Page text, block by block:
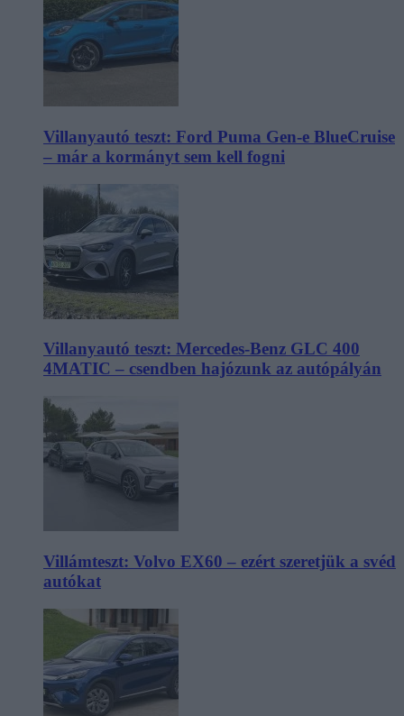
Villanyautó teszt: Ford Puma Gen-e BlueCruise
– már a kormányt sem kell fogni
Villanyautó teszt: Mercedes-Benz GLC 400
4MATIC – csendben hajózunk az autópályán
Villámteszt: Volvo EX60 – ezért szeretjük a svéd
autókat